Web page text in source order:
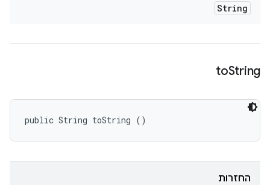
String
toString
public String toString ()
החזרות